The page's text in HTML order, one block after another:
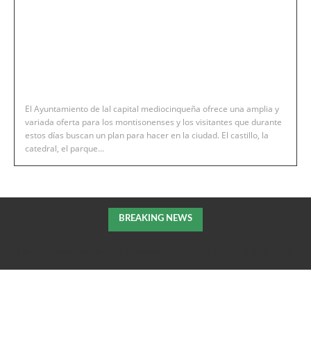
El Ayuntamiento de lal capital mediocinqueña ofrece una amplia y
variada oferta para los montisonenses y los visitantes que durante
estos días buscan un plan para hacer en la ciudad. El castillo, la
catedral, el parque...
BREAKING NEWS